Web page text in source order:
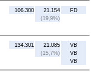
106.300
21.154
(19,9%)
FD
134.301
21.085
(15,7%)
VB
VB
VB